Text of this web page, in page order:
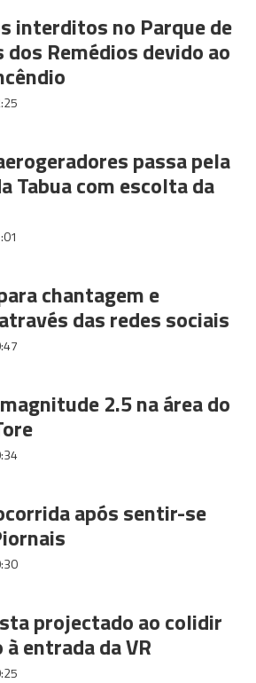
interditos no Parque de
dos Remédios devido ao
passa pela
Tabua com escolta da
chantagem e
das redes sociais
2.5 na área do
após sentir-se
projectado ao colidir
entrada da VR